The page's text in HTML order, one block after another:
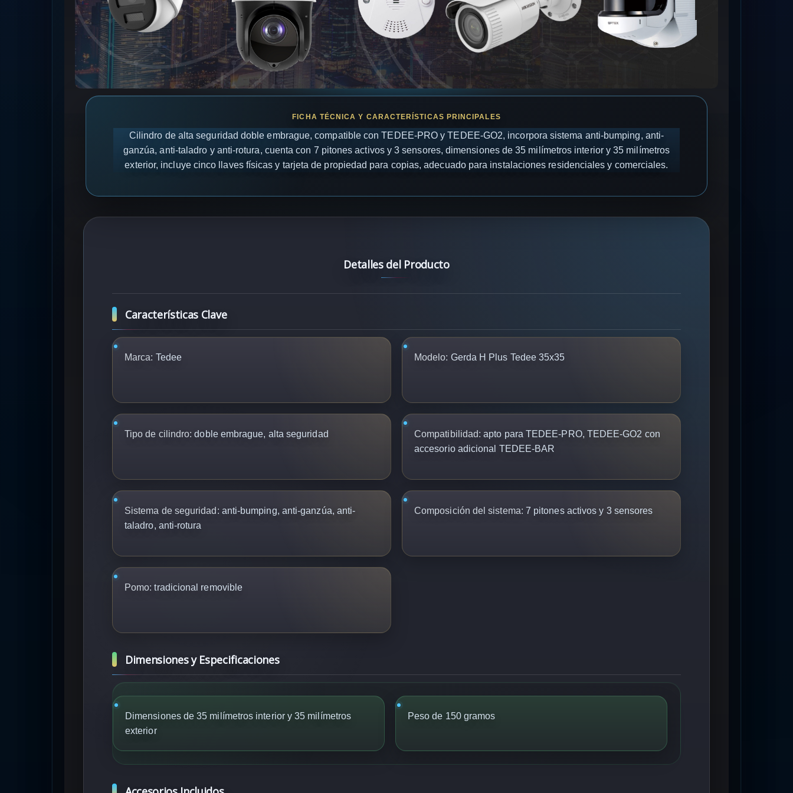
Cilindro de alta seguridad doble embrague, compatible con TEDEE-PRO y TEDEE-GO2, incorpora sistema anti-bumping, anti-
ganzúa, anti-taladro y anti-rotura, cuenta con 7 pitones activos y 3 sensores, dimensiones de 35 milímetros interior y 35 milímetros
exterior, incluye cinco llaves físicas y tarjeta de propiedad para copias, adecuado para instalaciones residenciales y comerciales.
Detalles del Producto
Características Clave
Marca: Tedee Modelo: Gerda H Plus Tedee 35x35
Tipo de cilindro: doble embrague, alta seguridad Compatibilidad: apto para TEDEE-PRO, TEDEE-GO2 con
accesorio adicional TEDEE-BAR
Sistema de seguridad: anti-bumping, anti-ganzúa, anti-
taladro, anti-rotura
Composición del sistema: 7 pitones activos y 3 sensores
Pomo: tradicional removible
Dimensiones y Especificaciones
Dimensiones de 35 milímetros interior y 35 milímetros
exterior
Peso de 150 gramos